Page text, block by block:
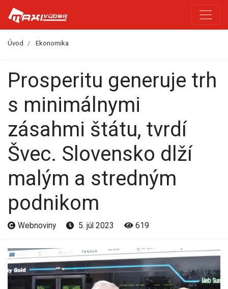
Úvod Ekonomika
Prosperitu generuje trh
s minimálnymi
zásahmi štátu, tvrdí
Švec. Slovensko dlží
malým a stredným
podnikom
Webnoviny 5. júl 2023 619